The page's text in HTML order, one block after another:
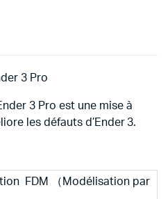
3 Pro
3 Pro est une mise à
les défauts d’Ender 3.
FDM （Modélisation par